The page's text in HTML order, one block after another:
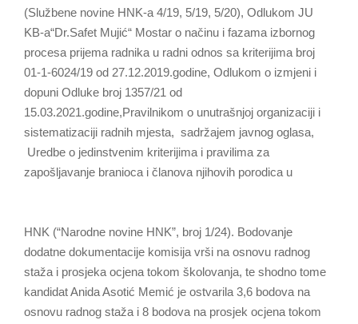
(Službene novine HNK-a 4/19, 5/19, 5/20), Odlukom JU
KB-a“Dr.Safet Mujić“ Mostar o načinu i fazama izbornog
procesa prijema radnika u radni odnos sa kriterijima broj
01-1-6024/19 od 27.12.2019.godine, Odlukom o izmjeni i
dopuni Odluke broj 1357/21 od
15.03.2021.godine,Pravilnikom o unutrašnjoj organizaciji i
sistematizaciji radnih mjesta, sadržajem javnog oglasa,
Uredbe o jedinstvenim kriterijima i pravilima za
zapošljavanje branioca i članova njihovih porodica u
HNK (“Narodne novine HNK”, broj 1/24). Bodovanje
dodatne dokumentacije komisija vrši na osnovu radnog
staža i prosjeka ocjena tokom školovanja, te shodno tome
kandidat Anida Asotić Memić je ostvarila 3,6 bodova na
osnovu radnog staža i 8 bodova na prosjek ocjena tokom